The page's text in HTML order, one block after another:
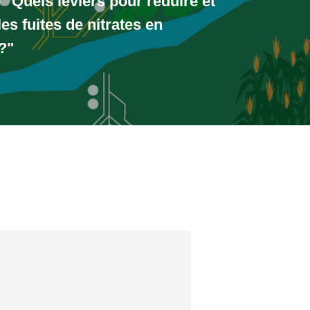
fuites de nitrates en